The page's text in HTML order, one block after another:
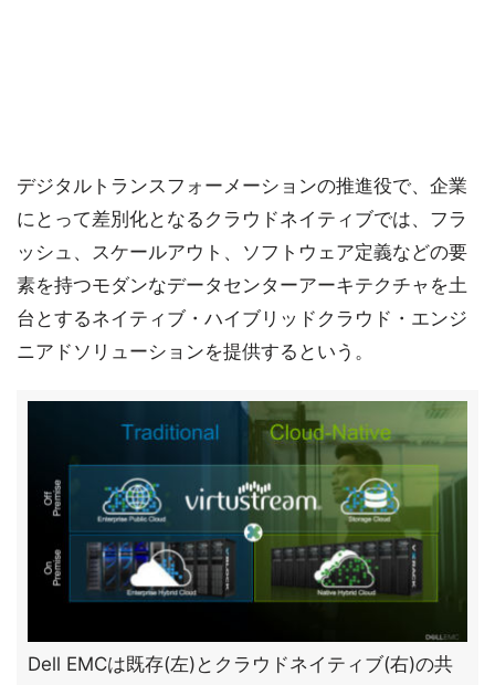
デジタルトランスフォーメーションの推進役で、企業
にとって差別化となるクラウドネイティブでは、フラ
ッシュ、スケールアウト、ソフトウェア定義などの要
素を持つモダンなデータセンターアーキテクチャを土
台とするネイティブ・ハイブリッドクラウド・エンジ
ニアドソリューションを提供するという。
Dell EMCは既存(左)とクラウドネイティブ(右)の共